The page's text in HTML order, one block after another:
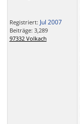
Registriert: Jul 2007
Beiträge: 3,289
97332 Volkach